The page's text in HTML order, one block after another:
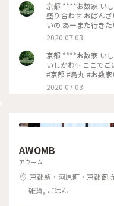
京都 ****お数家 いしかわ**** どれもつや
盛り合わせ おばん
いの あーまた行きたい💕💕💕 #京都 #烏丸 #お数家いしかわ #
おばんざい #お刺身
2020.07.03
京都 ****お数家 いしかわ**** やっぱり来
いしかわ✨ ここでごはん🍽️食べたくて ﾗﾝﾁ軽め&ﾎﾃﾙはから京✨
#京都 #烏丸 #お数
2020.07.03
AWOMB
アウーム
京都駅・河原町・京都御
雑貨, ごはん